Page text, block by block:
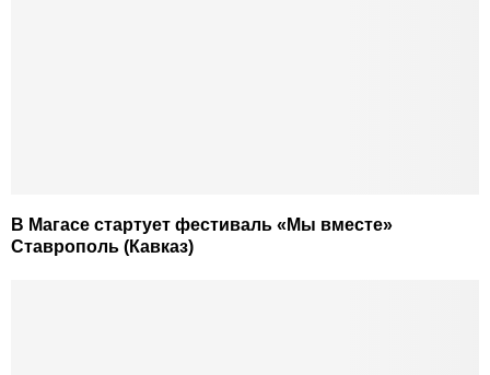
В Магасе стартует фестиваль «Мы вместе»
Ставрополь (Кавказ)